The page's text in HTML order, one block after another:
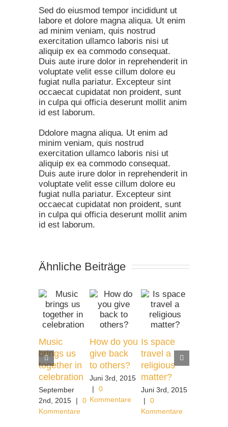
Sed do eiusmod tempor incididunt ut
labore et dolore magna aliqua. Ut enim
ad minim veniam, quis nostrud
exercitation ullamco laboris nisi ut
aliquip ex ea commodo consequat.
Duis aute irure dolor in reprehenderit in
voluptate velit esse cillum dolore eu
fugiat nulla pariatur. Excepteur sint
occaecat cupidatat non proident, sunt
in culpa qui officia deserunt mollit anim
id est laborum.
Ddolore magna aliqua. Ut enim ad
minim veniam, quis nostrud
exercitation ullamco laboris nisi ut
aliquip ex ea commodo consequat.
Duis aute irure dolor in reprehenderit in
voluptate velit esse cillum dolore eu
fugiat nulla pariatur. Excepteur sint
occaecat cupidatat non proident, sunt
in culpa qui officia deserunt mollit anim
id est laborum.
Ähnliche Beiträge
Music
brings us
together in
celebration
September
2nd, 2015
|
0
Kommentare
How do you
give back
to others?
Juni 3rd, 2015
|
0
Kommentare
Is space
travel a
religious
matter?
Juni 3rd, 2015
|
0
Kommentare